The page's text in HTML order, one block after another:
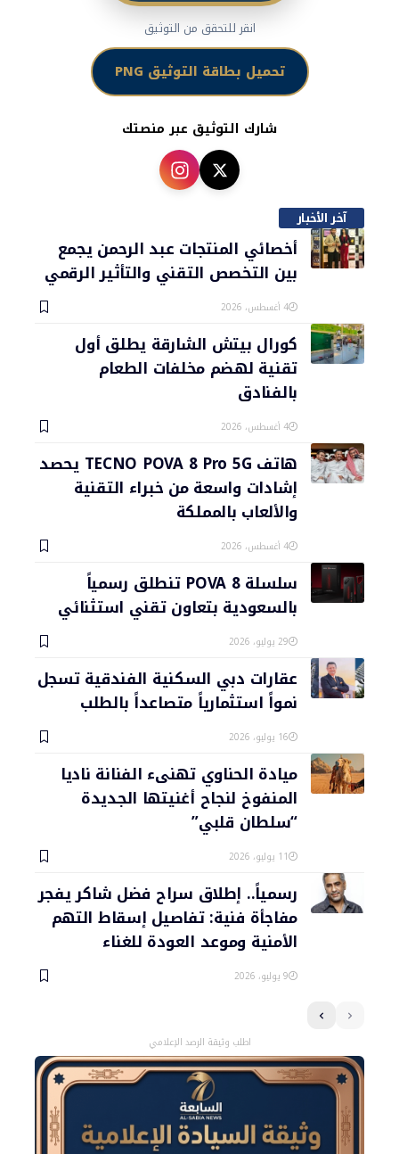
انقر للتحقق من التوثيق
تحميل بطاقة التوثيق PNG
شارك التوثيق عبر منصتك
آخر الأخبار
أخصائي المنتجات عبد الرحمن يجمع
بين التخصص التقني والتأثير الرقمي
4 أغسطس، 2026
كورال بيتش الشارقة يطلق أول
تقنية لهضم مخلفات الطعام
بالفنادق
4 أغسطس، 2026
هاتف TECNO POVA 8 Pro 5G يحصد
إشادات واسعة من خبراء التقنية
والألعاب بالمملكة
4 أغسطس، 2026
سلسلة POVA 8 تنطلق رسمياً
بالسعودية بتعاون تقني استثنائي
29 يوليو، 2026
عقارات دبي السكنية الفندقية تسجل
نمواً استثمارياً متصاعداً بالطلب
16 يوليو، 2026
ميادة الحناوي تهنىء الفنانة ناديا
المنفوخ لنجاح أغنيتها الجديدة
“سلطان قلبي”
11 يوليو، 2026
رسمياً.. إطلاق سراح فضل شاكر يفجر
مفاجأة فنية: تفاصيل إسقاط التهم
الأمنية وموعد العودة للغناء
9 يوليو، 2026
اطلب وثيقة الرصد الإعلامي